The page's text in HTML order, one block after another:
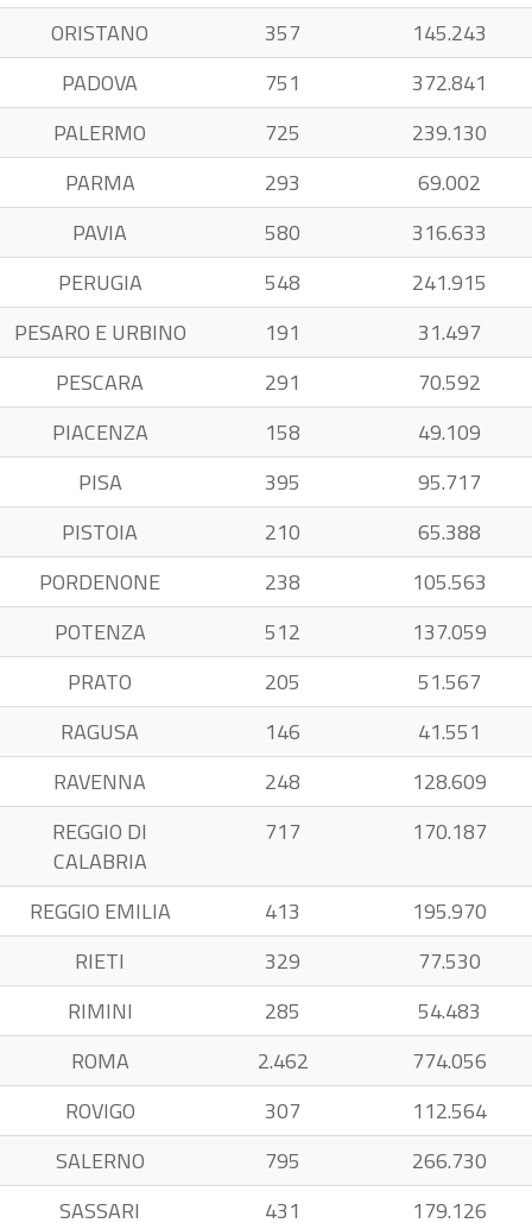
ORISTANO
357
145.243
PADOVA
751
372.841
PALERMO
725
239.130
PARMA
293
69.002
PAVIA
580
316.633
PERUGIA
548
241.915
PESARO E URBINO
191
31.497
PESCARA
291
70.592
PIACENZA
158
49.109
PISA
395
95.717
PISTOIA
210
65.388
PORDENONE
238
105.563
POTENZA
512
137.059
PRATO
205
51.567
RAGUSA
146
41.551
RAVENNA
248
128.609
REGGIO DI
CALABRIA
717 170.187
REGGIO EMILIA 413
195.970
RIETI
329
77.530
RIMINI
285
54.483
ROMA
2.462
774.056
ROVIGO
307
112.564
SALERNO
795
266.730
SASSARI
431
179.126